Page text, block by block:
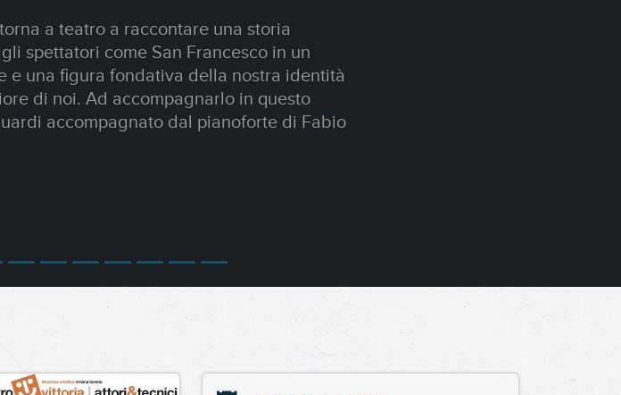
La fiaba immortale di Hans
della ricerca della perfezione estetica, dei
bullismo feroce, delle paure fomentate
proprio a noi, donne e uomini del terzo
PROSSIME DATE